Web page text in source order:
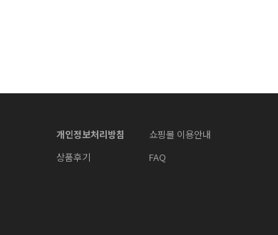
개인정보처리방침
쇼핑몰 이용안내
상품후기 FAQ